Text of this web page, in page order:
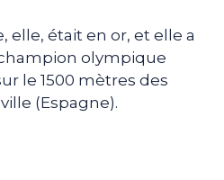
elle, était en or, et elle a
olympique
le 1500 mètres des
(Espagne).